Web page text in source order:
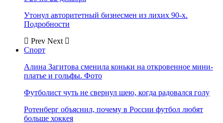
Утонул авторитетный бизнесмен из лихих 90-х.
Подробности
Prev Next
Спорт
Алина Загитова сменила коньки на откровенное мини-
платье и гольфы. Фото
Футболист чуть не свернул шею, когда радовался голу
Ротенберг объяснил, почему в России футбол любят
больше хоккея